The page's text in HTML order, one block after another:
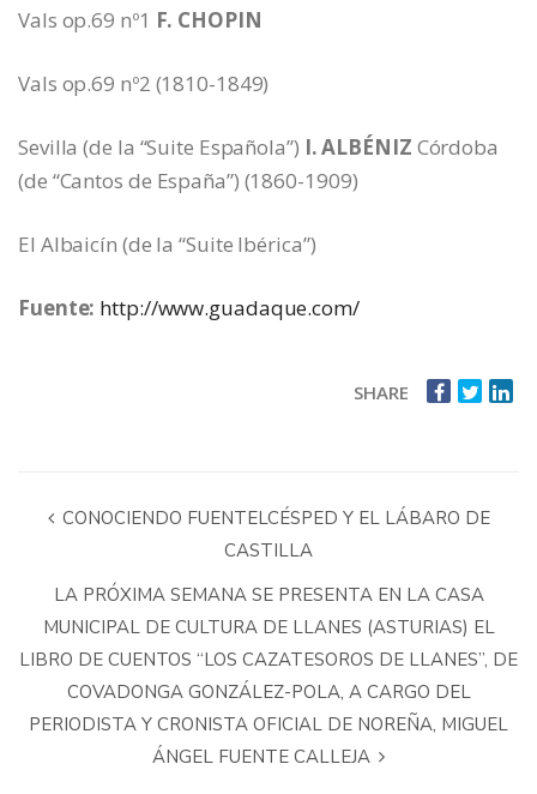
Vals op.69 nº1 F. CHOPIN
Vals op.69 nº2 (1810-1849)
Sevilla (de la “Suite Española”) I. ALBÉNIZ Córdoba
(de “Cantos de España”) (1860-1909)
El Albaicín (de la “Suite Ibérica”)
Fuente: http://www.guadaque.com/
SHARE
CONOCIENDO FUENTELCÉSPED Y EL LÁBARO DE
CASTILLA
LA PRÓXIMA SEMANA SE PRESENTA EN LA CASA
MUNICIPAL DE CULTURA DE LLANES (ASTURIAS) EL
LIBRO DE CUENTOS “LOS CAZATESOROS DE LLANES”, DE
COVADONGA GONZÁLEZ-POLA, A CARGO DEL
PERIODISTA Y CRONISTA OFICIAL DE NOREÑA, MIGUEL
ÁNGEL FUENTE CALLEJA